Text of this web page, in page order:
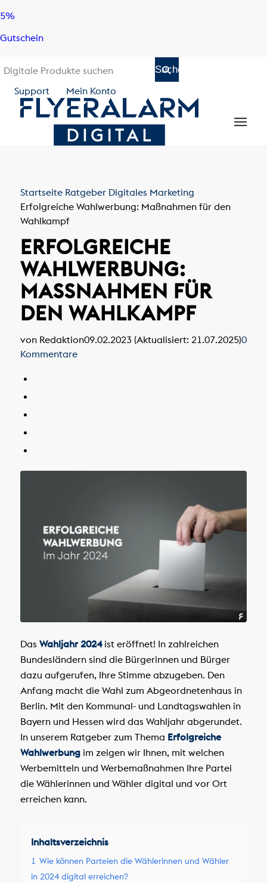
Skip
content
Skip
navigation
5%
Gutschein
Support Mein Konto
Startseite Ratgeber Digitales Marketing
Erfolgreiche Wahlwerbung: Maßnahmen für den
Wahlkampf
ERFOLGREICHE
WAHLWERBUNG:
MASSNAHMEN FÜR D
EN WAHLKAMPF
von Redaktion09.02.2023 (Aktualisiert: 21.07.2025)0
Kommentare
Das Wahljahr 2024ist eröffnet! In zahlreichen
Bundesländern sind die Bürgerinnen und Bürger
dazu aufgerufen, Ihre Stimme abzugeben. Den
Anfang macht die Wahl zum Abgeordnetenhaus in
Berlin. Mit den Kommunal- und Landtagswahlen in
Bayern und Hessen wird das Wahljahr abgerundet.
In unserem Ratgeber zum Thema Erfolgreiche
Wahlwerbungim zeigen wir Ihnen, mit welchen
Werbemitteln und Werbemaßnahmen Ihre Partei
die Wählerinnen und Wähler digital und vor Ort
erreichen kann.
Inhaltsverzeichnis
1 Wie können Parteien die Wählerinnen und Wähler
in 2024 digital erreichen?